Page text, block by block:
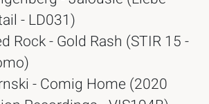
- LD031)
Rock - Gold Rash (STIR 15 -
- Comig Home (2020